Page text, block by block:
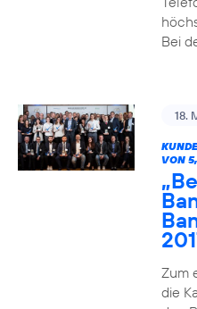
Bei
18.
VON
Zum
die